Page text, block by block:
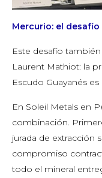
Mercurio: el
Este desafío
Laurent Mathiot: la
Escudo Guayanés
En Soleil Metals en
combinación.
jurada de extracción
compromiso
todo el mineral